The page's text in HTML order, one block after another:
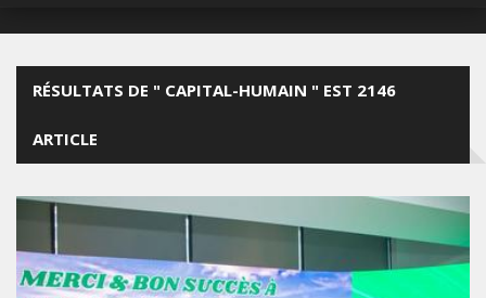
RÉSULTATS DE " CAPITAL-HUMAIN " EST 2146
ARTICLE